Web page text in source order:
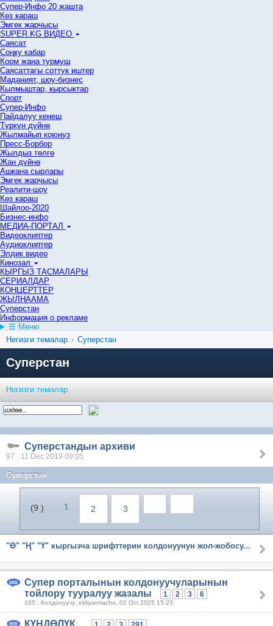
Супер-Инфо 20 жашта
Көз караш
Эмгек жарчысы
SUPER.KG ВИДЕО
Саясат
Cоңку кабар
Коом жана турмуш
Саясаттагы соттук иштер
Маданият, шоу-бизнес
Кылмыштар, кырсыктар
Спорт
Супер-Инфо
Пайдалуу кеңеш
Түркүн дүйнө
Жылмайып коюңуз
Пресс-Борбор
Жылдыз төлгө
Жан дүйнө
Ашкана сырлары
Эмгек жарчысы
Реалити-шоу
Көз караш
Шайлоо-2020
Бизнес-инфо
МЕДИА-ПОРТАЛ
Видеоклиптер
Аудиоклиптер
Элдик видео
Кинозал
КЫРГЫЗ ТАСМАЛАРЫ
СЕРИАЛДАР
КОНЦЕРТТЕР
ЖЫЛНААМА
Суперстан
Информация о рекламе
☰ Меню
Негизги темалар › Суперстан
Суперстан
Негизги темалар
Суперстандын архиви
97 · 11 Dec 2019 09:05
Суперстан
(9 ) 1 2 3
"Ө" "Ң" "Ү" кыргызча шрифттерин колдонуунун жол-жобосу...
Супер порталынын колдонуучуларынын
тойлору тууралуу жазалы
1 2 3 6
105 : Колдонуучу: eldiyarmacho, 02 Oct 2025 15:23